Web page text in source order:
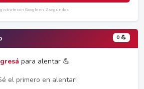
con Google en 2 segundos
0 💪
para alentar 💪
el primero en alentar!